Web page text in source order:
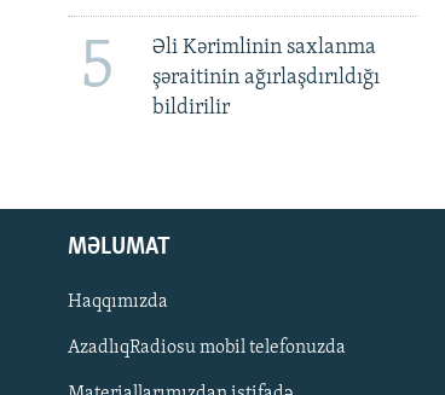
5
Əli Kərimlinin saxlanma
şəraitinin ağırlaşdırıldığı
bildirilir
MƏLUMAT
Haqqımızda
AzadlıqRadiosu mobil telefonuzda